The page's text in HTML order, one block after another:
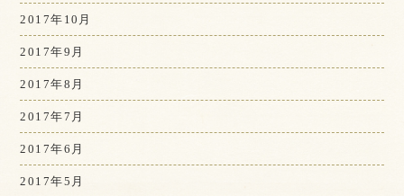
2017年10月
2017年9月
2017年8月
2017年7月
2017年6月
2017年5月